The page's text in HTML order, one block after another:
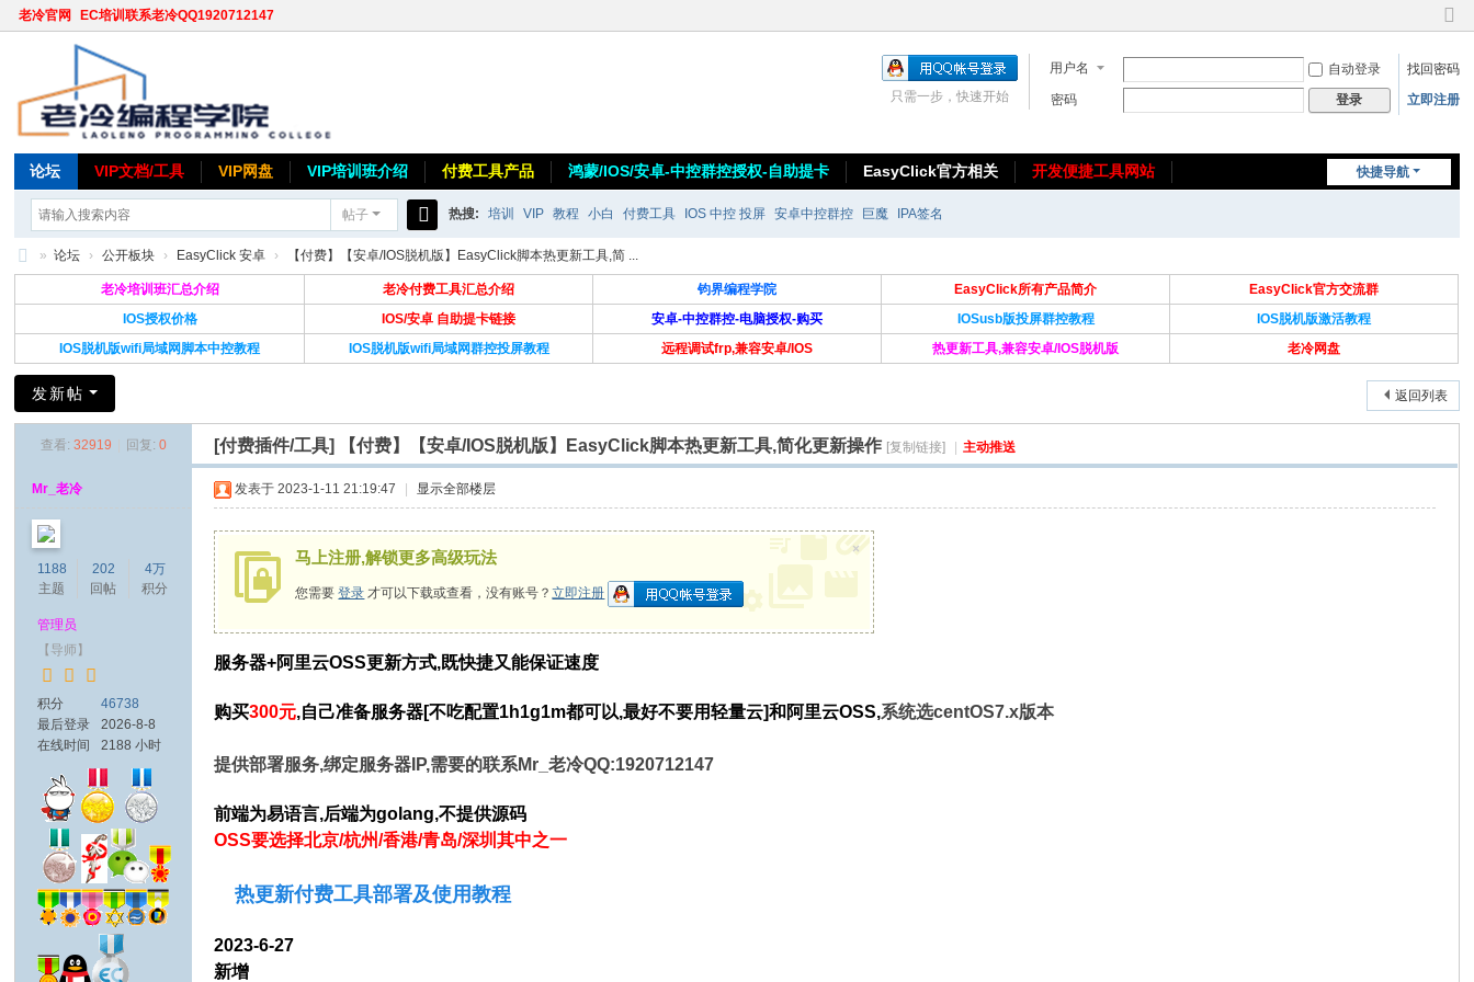
老冷官网 EC培训联系老冷QQ1920712147
切
到
窄
用户名 自动登录
找回密码
密码
登录 立即注册
只需一步，快速开始
快捷导航
论坛 VIP文档/工具 VIP网盘 VIP培训班介绍 付费工具产品 鸿蒙/IOS/安卓-中控群控授权-自助提卡 EasyClick官方相关
开发便捷工具网站
帖子
搜
索
热搜: 培训 VIP 教程 小白 付费工具 IOS 中控 投屏 安卓中控群控 巨魔 IPA签名
坛
» 论坛 › 公开板块 › EasyClick 安卓 › 【付费】【安卓/IOS脱机版】EasyClick脚本热更新工具,简 ...
老冷培训班汇总介绍 老冷付费工具汇总介绍 钧界编程学院 EasyClick所有产品简介
EasyClick官方交流群
IOS授权价格
IOS/安卓 自助提卡链接 安卓-中控群控-电脑授权-购买 IOSusb版投屏群控教程
IOS脱机版激活教程
IOS脱机版wifi局域网脚本中控教程
IOS脱机版wifi局域网群控投屏教程 远程调试frp,兼容安卓/IOS 热更新工具,兼容安卓/IOS脱机版 老冷网盘
返回列表
发新帖
查看: 32919 回复: 0 [付费插件/工具] 【付费】【安卓/IOS脱机版】EasyClick脚本热更新工具,简化更新操作 [复制链接] 主动推送
Mr_老冷
1188
主题
202
回帖
4万
积分
管理员
【导师】
积分
46738
最后登录
2026-8-8
在线时间
2188 小时
发表于 2023-1-11 21:19:47 显示全部楼层
马上注册,解锁更多高级玩法
您需要登录 才可以下载或查看，没有账号？立即注册
×
服务器+阿里云OSS更新方式,既快捷又能保证速度
购买300元,自己准备服务器[不吃配置1h1g1m都可以,最好不要用轻量云]和阿里云OSS,系统选centOS7.x版本
提供部署服务,绑定服务器IP,需要的联系Mr_老冷QQ:1920712147
前端为易语言,后端为golang,不提供源码
OSS要选择北京/杭州/香港/青岛/深圳其中之一
热更新付费工具部署及使用教程
2023-6-27
新增